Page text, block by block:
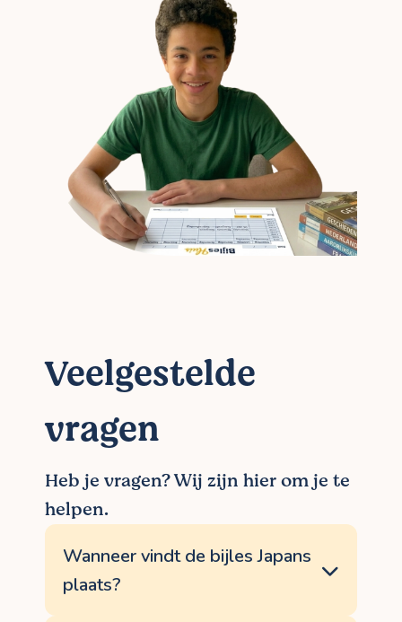
Veelgestelde
vragen
Heb je vragen? Wij zijn hier om je te
helpen.
Wanneer vindt de bijles Japans
plaats?